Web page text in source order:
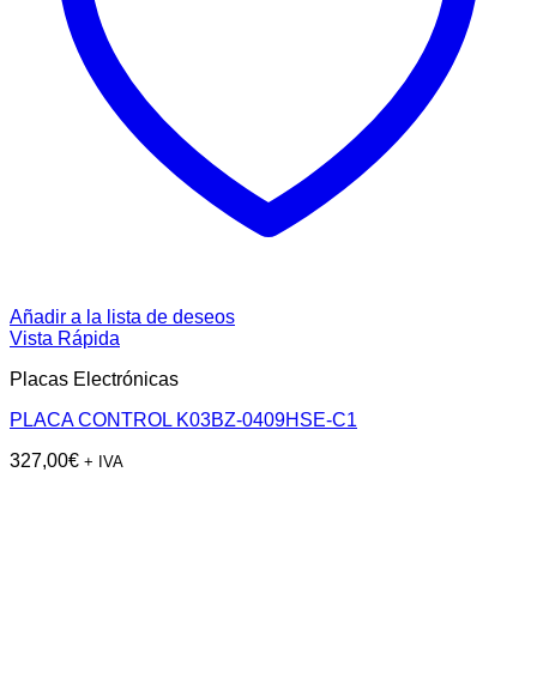
Añadir a la lista de deseos
Vista Rápida
Placas Electrónicas
PLACA CONTROL K03BZ-0409HSE-C1
327,00€ + IVA